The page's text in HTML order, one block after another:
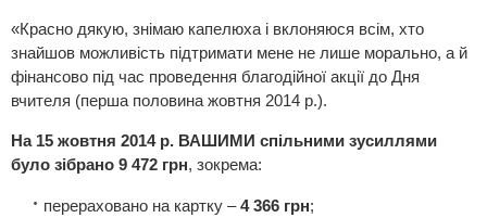
«Красно дякую, знімаю капелюха і вклоняюся всім, хто
знайшов можливість підтримати мене не лише морально, а й
фінансово під час проведення благодійної акції до Дня
вчителя (перша половина жовтня 2014 р.).
На 15 жовтня 2014 р. ВАШИМИ спільними зусиллями
було зібрано 9 472 грн, зокрема:
перераховано на картку –4 366 грн;